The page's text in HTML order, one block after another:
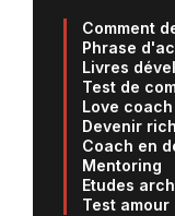
Comment
Phrase
Livres
Test de
Love coach
Devenir
Coach en
Mentoring
Etudes
Test amour